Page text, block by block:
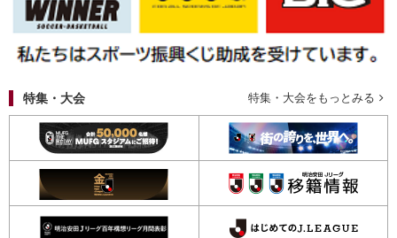
特集・大会 特集・大会をもっとみる